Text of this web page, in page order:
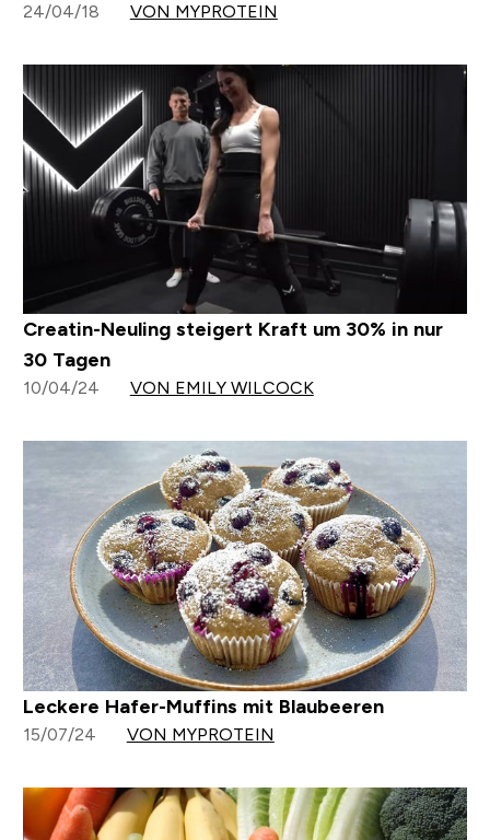
24/04/18 VON MYPROTEIN
Creatin-Neuling steigert Kraft um 30% in nur
30 Tagen
10/04/24 VON EMILY WILCOCK
Leckere Hafer-Muffins mit Blaubeeren
15/07/24 VON MYPROTEIN